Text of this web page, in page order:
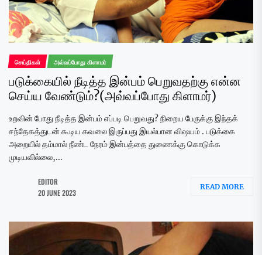
செய்திகள் அவ்வப்போது கிளாமர்
படுக்கையில் நீடித்த இன்பம் பெறுவதற்கு என்ன
செய்ய வேண்டும்?(அவ்வப்போது கிளாமர்)
உறவின் போது நீடித்த இன்பம் எப்படி பெறுவது? நிறைய பேருக்கு இந்தக்
சந்தேகத்துடன் கூடிய கவலை இருப்பது இயல்பான விஷயம் . படுக்கை
அறையில் தம்மால் நீண்ட நேரம் இன்பத்தை துணைக்கு கொடுக்க
முடியவில்லை,...
EDITOR
20 JUNE 2023
READ MORE